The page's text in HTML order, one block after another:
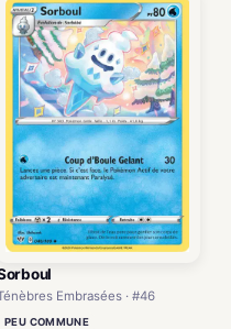
Embrasées · #46
PEU COMMUNE